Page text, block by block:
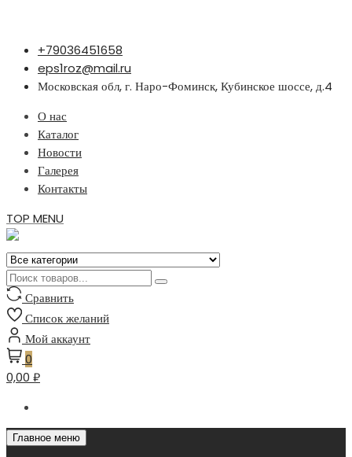
Перейти
содержимому
+79036451658
eps1roz@mail.ru
Московская обл, г. Наро-Фоминск, Кубинское шоссе, д.4
О нас
Каталог
Новости
Галерея
Контакты
TOP MENU
Сравнить
Список желаний
Мой аккаунт
0
0,00 ₽
Главное меню